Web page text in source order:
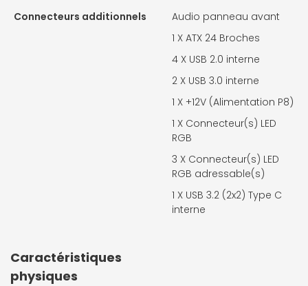
Connecteurs additionnels
Audio panneau avant
1 X ATX 24 Broches
4 X USB 2.0 interne
2 X USB 3.0 interne
1 X +12V (Alimentation P8)
1 X Connecteur(s) LED
RGB
3 X Connecteur(s) LED
RGB adressable(s)
1 X USB 3.2 (2x2) Type C
interne
Caractéristiques
physiques